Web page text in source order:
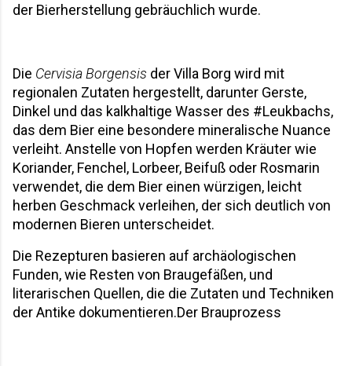
der Bierherstellung gebräuchlich wurde.
Die Cervisia Borgensis der Villa Borg wird mit
regionalen Zutaten hergestellt, darunter Gerste,
Dinkel und das kalkhaltige Wasser des #Leukbachs,
das dem Bier eine besondere mineralische Nuance
verleiht. Anstelle von Hopfen werden Kräuter wie
Koriander, Fenchel, Lorbeer, Beifuß oder Rosmarin
verwendet, die dem Bier einen würzigen, leicht
herben Geschmack verleihen, der sich deutlich von
modernen Bieren unterscheidet.
Die Rezepturen basieren auf archäologischen
Funden, wie Resten von Braugefäßen, und
literarischen Quellen, die die Zutaten und Techniken
der Antike dokumentieren.Der Brauprozess